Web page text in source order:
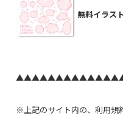
無料イラス
※上記のサイト内の、利用規